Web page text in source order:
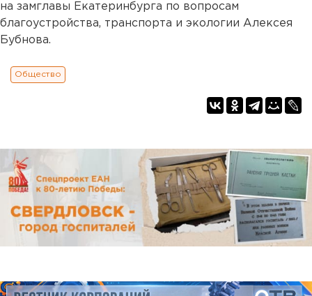
на замглавы Екатеринбурга по вопросам
благоустройства, транспорта и экологии Алексея
Бубнова.
Общество